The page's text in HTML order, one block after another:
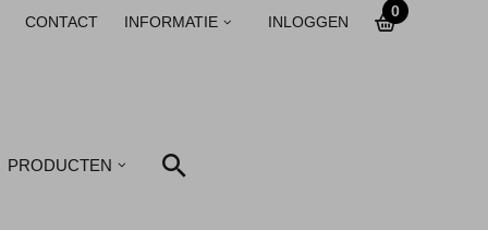
CONTACT INFORMATIE INLOGGEN
0
PRODUCTEN